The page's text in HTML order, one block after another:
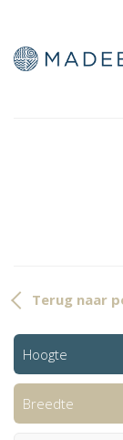
Terug naar
Hoogte
Breedte